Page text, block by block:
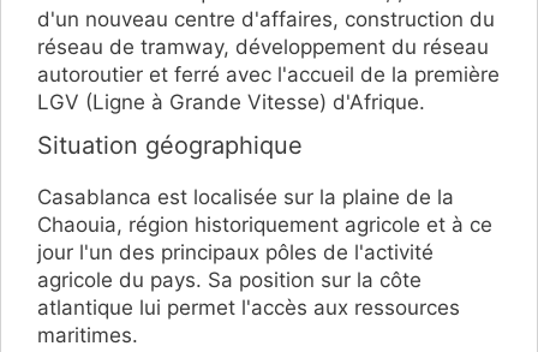
d'un nouveau centre d'affaires, construction du
réseau de tramway, développement du réseau
autoroutier et ferré avec l'accueil de la première
LGV (Ligne à Grande Vitesse) d'Afrique.
Situation géographique
Casablanca est localisée sur la plaine de la
Chaouia, région historiquement agricole et à ce
jour l'un des principaux pôles de l'activité
agricole du pays. Sa position sur la côte
atlantique lui permet l'accès aux ressources
maritimes.